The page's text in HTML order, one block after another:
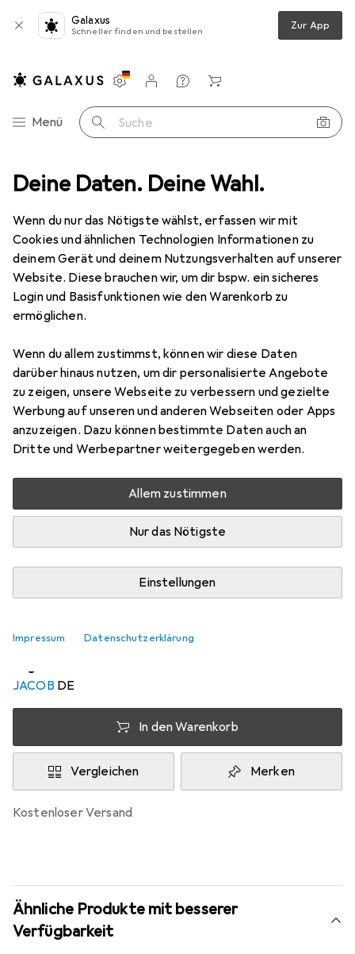
Deine Daten. Deine Wahl.
Wenn du nur das Nötigste wählst, erfassen wir mit
Cookies und ähnlichen Technologien Informationen zu
deinem Gerät und deinem Nutzungsverhalten auf unserer
Website. Diese brauchen wir, um dir bspw. ein sicheres
Login und Basisfunktionen wie den Warenkorb zu
ermöglichen.
Wenn du allem zustimmst, können wir diese Daten
darüber hinaus nutzen, um dir personalisierte Angebote
zu zeigen, unsere Webseite zu verbessern und gezielte
Werbung auf unseren und anderen Webseiten oder Apps
anzuzeigen. Dazu können bestimmte Daten auch an
Dritte und Werbepartner weitergegeben werden.
Allem zustimmen
Nur das Nötigste
Einstellungen
Impressum Datenschutzerklärung
Galaxus
Schneller finden und bestellen Zur App
Navigation nach Kategorien
Menü Suche
Einstellungen
Kundenkonto
Vergleichslisten
Merklisten
Warenkorb
STP, TM11 beige, 100 Stück, 3 Elemente, Cat. 5e Bis 100 MHz (
2 Bilder
EFB Elektronik Hersteller: HIROSE
RJ45-Hirose Stecker STP, TM11 beige,
100 Stück, 3 Elemente, Cat. 5e Bis 100
MHz (
STP, CAT5e
Preis in EUR inkl. MwSt.
EUR
105,90
Mehr von EFB Elektronik
Zwischen Mo, 17.8. und Mi, 19.8. geliefert
6 Stück an Lager beim Drittanbieter
Benachrichtigen, wenn schneller verfügbar
Lieferort angeben für genaue Lieferzeit
JACOB DE
In den Warenkorb
Vergleichen Merken
kostenloser Versand
Ähnliche Produkte mit besserer
Verfügbarkeit